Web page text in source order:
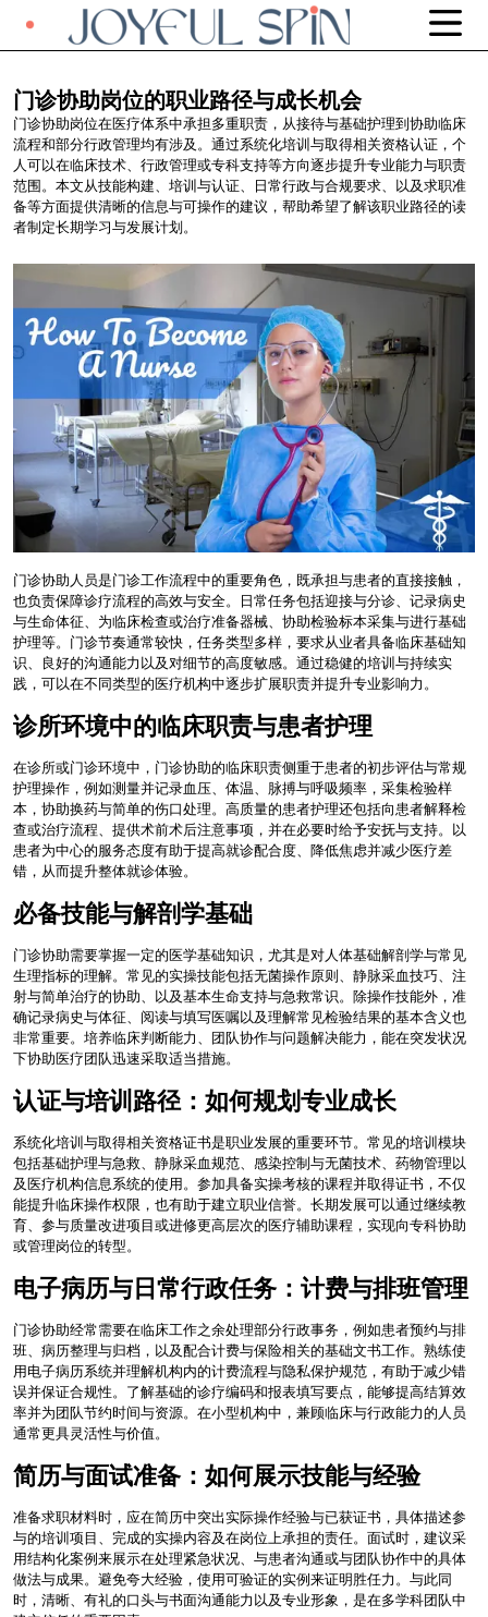
门诊协助岗位的职业路径与成长机会
门诊协助岗位在医疗体系中承担多重职责，从接待与基础护理到协助临床
流程和部分行政管理均有涉及。通过系统化培训与取得相关资格认证，个
人可以在临床技术、行政管理或专科支持等方向逐步提升专业能力与职责
范围。本文从技能构建、培训与认证、日常行政与合规要求、以及求职准
备等方面提供清晰的信息与可操作的建议，帮助希望了解该职业路径的读
者制定长期学习与发展计划。
门诊协助人员是门诊工作流程中的重要角色，既承担与患者的直接接触，
也负责保障诊疗流程的高效与安全。日常任务包括迎接与分诊、记录病史
与生命体征、为临床检查或治疗准备器械、协助检验标本采集与进行基础
护理等。门诊节奏通常较快，任务类型多样，要求从业者具备临床基础知
识、良好的沟通能力以及对细节的高度敏感。通过稳健的培训与持续实
践，可以在不同类型的医疗机构中逐步扩展职责并提升专业影响力。
诊所环境中的临床职责与患者护理
在诊所或门诊环境中，门诊协助的临床职责侧重于患者的初步评估与常规
护理操作，例如测量并记录血压、体温、脉搏与呼吸频率，采集检验样
本，协助换药与简单的伤口处理。高质量的患者护理还包括向患者解释检
查或治疗流程、提供术前术后注意事项，并在必要时给予安抚与支持。以
患者为中心的服务态度有助于提高就诊配合度、降低焦虑并减少医疗差
错，从而提升整体就诊体验。
必备技能与解剖学基础
门诊协助需要掌握一定的医学基础知识，尤其是对人体基础解剖学与常见
生理指标的理解。常见的实操技能包括无菌操作原则、静脉采血技巧、注
射与简单治疗的协助、以及基本生命支持与急救常识。除操作技能外，准
确记录病史与体征、阅读与填写医嘱以及理解常见检验结果的基本含义也
非常重要。培养临床判断能力、团队协作与问题解决能力，能在突发状况
下协助医疗团队迅速采取适当措施。
认证与培训路径：如何规划专业成长
系统化培训与取得相关资格证书是职业发展的重要环节。常见的培训模块
包括基础护理与急救、静脉采血规范、感染控制与无菌技术、药物管理以
及医疗机构信息系统的使用。参加具备实操考核的课程并取得证书，不仅
能提升临床操作权限，也有助于建立职业信誉。长期发展可以通过继续教
育、参与质量改进项目或进修更高层次的医疗辅助课程，实现向专科协助
或管理岗位的转型。
电子病历与日常行政任务：计费与排班管理
门诊协助经常需要在临床工作之余处理部分行政事务，例如患者预约与排
班、病历整理与归档，以及配合计费与保险相关的基础文书工作。熟练使
用电子病历系统并理解机构内的计费流程与隐私保护规范，有助于减少错
误并保证合规性。了解基础的诊疗编码和报表填写要点，能够提高结算效
率并为团队节约时间与资源。在小型机构中，兼顾临床与行政能力的人员
通常更具灵活性与价值。
简历与面试准备：如何展示技能与经验
准备求职材料时，应在简历中突出实际操作经验与已获证书，具体描述参
与的培训项目、完成的实操内容及在岗位上承担的责任。面试时，建议采
用结构化案例来展示在处理紧急状况、与患者沟通或与团队协作中的具体
做法与成果。避免夸大经验，使用可验证的实例来证明胜任力。与此同
时，清晰、有礼的口头与书面沟通能力以及专业形象，是在多学科团队中